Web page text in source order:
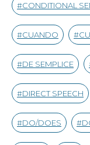
CONDITIONAL
CUANDO
DE SEMPLICE
DIRECT SPEECH
DO/DOES